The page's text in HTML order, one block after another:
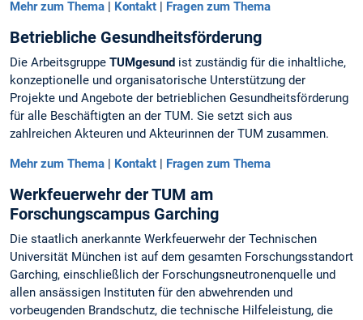
Mehr zum Thema | Kontakt | Fragen zum Thema
Betriebliche Gesundheitsförderung
Die Arbeitsgruppe TUMgesund ist zuständig für die inhaltliche,
konzeptionelle und organisatorische Unterstützung der
Projekte und Angebote der betrieblichen Gesundheitsförderung
für alle Beschäftigten an der TUM. Sie setzt sich aus
zahlreichen Akteuren und Akteurinnen der TUM zusammen.
Mehr zum Thema | Kontakt | Fragen zum Thema
Werkfeuerwehr der TUM am
Forschungscampus Garching
Die staatlich anerkannte Werkfeuerwehr der Technischen
Universität München ist auf dem gesamten Forschungsstandort
Garching, einschließlich der Forschungsneutronenquelle und
allen ansässigen Instituten für den abwehrenden und
vorbeugenden Brandschutz, die technische Hilfeleistung, die